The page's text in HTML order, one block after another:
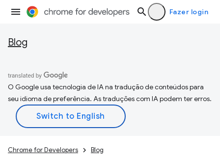
Fazer login
Blog
O Google usa tecnologia de IA na tradução de conteúdos para
seu idioma de preferência. As traduções com IA podem ter erros.
Chrome for Developers Blog